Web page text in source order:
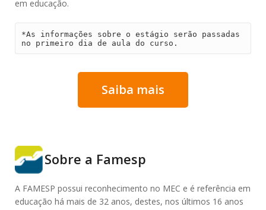
em educação.
*As informações sobre o estágio serão passadas
no primeiro dia de aula do curso.
Saiba mais
Sobre a Famesp
A FAMESP possui reconhecimento no MEC e é referência em
educação há mais de 32 anos, destes, nos últimos 16 anos